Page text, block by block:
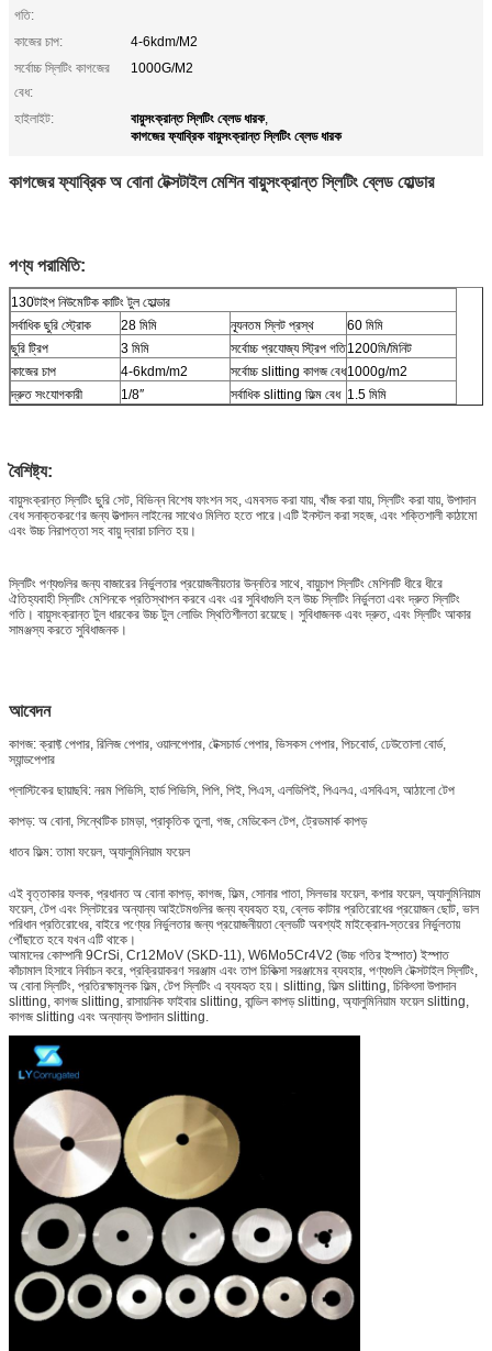
গতি:
কাজের চাপ:
4-6kdm/M2
সর্বোচ্চ স্লিটিং কাগজের
বেধ:
1000G/M2
হাইলাইট: বায়ুসংক্রান্ত স্লিটিং ব্লেড ধারক,
কাগজের ফ্যাব্রিক বায়ুসংক্রান্ত স্লিটিং ব্লেড ধারক
কাগজের ফ্যাব্রিক অ বোনা টেক্সটাইল মেশিন বায়ুসংক্রান্ত স্লিটিং ব্লেড হোল্ডার
পণ্য পরামিতি:
130টাইপ নিউমেটিক কাটিং টুল হোল্ডার
সর্বাধিক ছুরি স্ট্রোক
28 মিমি ন্যূনতম স্লিট প্রস্থ
60 মিমি
ছুরি ট্রিপ
3 মিমি সর্বোচ্চ প্রযোজ্য স্ট্রিপ গতি1200মি/মিনিট
কাজের চাপ
4-6kdm/m2 সর্বোচ্চ slitting কাগজ বেধ1000g/m2
দ্রুত সংযোগকারী
1/8″ সর্বাধিক slitting ফিল্ম বেধ 1.5 মিমি
বৈশিষ্ট্য:
বায়ুসংক্রান্ত স্লিটিং ছুরি সেট, বিভিন্ন বিশেষ ফাংশন সহ, এমবসড করা যায়, খাঁজ করা যায়, স্লিটিং করা যায়, উপাদান
বেধ সনাক্তকরণের জন্য উত্পাদন লাইনের সাথেও মিলিত হতে পারে।এটি ইনস্টল করা সহজ, এবং শক্তিশালী কাঠামো
এবং উচ্চ নিরাপত্তা সহ বায়ু দ্বারা চালিত হয়।
স্লিটিং পণ্যগুলির জন্য বাজারের নির্ভুলতার প্রয়োজনীয়তার উন্নতির সাথে, বায়ুচাপ স্লিটিং মেশিনটি ধীরে ধীরে
ঐতিহ্যবাহী স্লিটিং মেশিনকে প্রতিস্থাপন করবে এবং এর সুবিধাগুলি হল উচ্চ স্লিটিং নির্ভুলতা এবং দ্রুত স্লিটিং
গতি। বায়ুসংক্রান্ত টুল ধারকের উচ্চ টুল লোডিং স্থিতিশীলতা রয়েছে। সুবিধাজনক এবং দ্রুত, এবং স্লিটিং আকার
সামঞ্জস্য করতে সুবিধাজনক।
আবেদন
কাগজ: ক্রাফ্ট পেপার, রিলিজ পেপার, ওয়ালপেপার, টেক্সচার্ড পেপার, ভিসকস পেপার, পিচবোর্ড, ঢেউতোলা বোর্ড,
স্যান্ডপেপার
প্লাস্টিকের ছায়াছবি: নরম পিভিসি, হার্ড পিভিসি, পিপি, পিই, পিএস, এলডিপিই, পিএলএ, এসবিএস, আঠালো টেপ
কাপড়: অ বোনা, সিন্থেটিক চামড়া, প্রাকৃতিক তুলা, গজ, মেডিকেল টেপ, ট্রেডমার্ক কাপড়
ধাতব ফিল্ম: তামা ফয়েল, অ্যালুমিনিয়াম ফয়েল
এই বৃত্তাকার ফলক, প্রধানত অ বোনা কাপড়, কাগজ, ফিল্ম, সোনার পাতা, সিলভার ফয়েল, কপার ফয়েল, অ্যালুমিনিয়াম
ফয়েল, টেপ এবং স্লিটারের অন্যান্য আইটেমগুলির জন্য ব্যবহৃত হয়, ব্লেড কাটার প্রতিরোধের প্রয়োজন ছোট, ভাল
পরিধান প্রতিরোধের, বাইরে পণ্যের নির্ভুলতার জন্য প্রয়োজনীয়তা ব্লেডটি অবশ্যই মাইক্রোন-স্তরের নির্ভুলতায়
পৌঁছাতে হবে যখন এটি থাকে।
আমাদের কোম্পানী 9CrSi, Cr12MoV (SKD-11), W6Mo5Cr4V2 (উচ্চ গতির ইস্পাত) ইস্পাত
কাঁচামাল হিসাবে নির্বাচন করে, প্রক্রিয়াকরণ সরঞ্জাম এবং তাপ চিকিত্সা সরঞ্জামের ব্যবহার, পণ্যগুলি টেক্সটাইল স্লিটিং,
অ বোনা স্লিটিং, প্রতিরক্ষামূলক ফিল্ম, টেপ স্লিটিং এ ব্যবহৃত হয়। slitting, ফিল্ম slitting, চিকিৎসা উপাদান
slitting, কাগজ slitting, রাসায়নিক ফাইবার slitting, বান্ডিল কাপড় slitting, অ্যালুমিনিয়াম ফয়েল slitting,
কাগজ slitting এবং অন্যান্য উপাদান slitting.